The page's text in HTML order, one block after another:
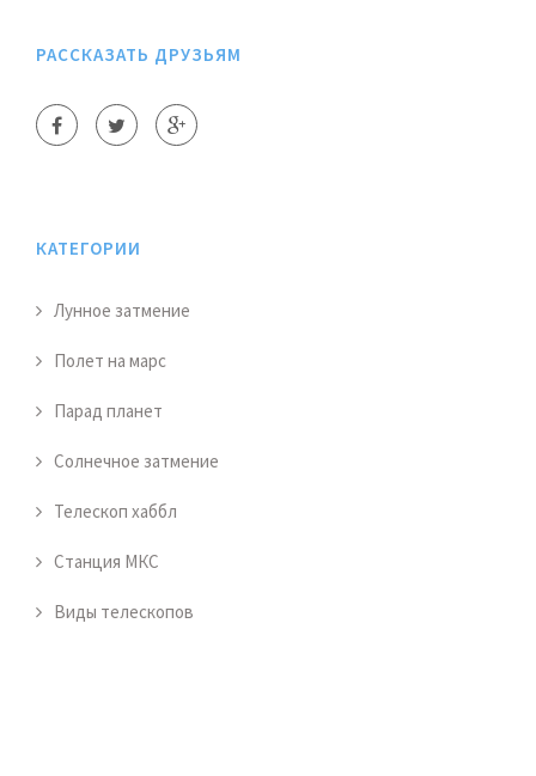
РАССКАЗАТЬ ДРУЗЬЯМ
КАТЕГОРИИ
Лунное затмение
Полет на марс
Парад планет
Солнечное затмение
Телескоп хаббл
Станция МКС
Виды телескопов